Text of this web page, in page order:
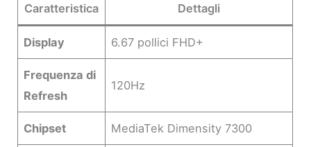
Caratteristica Dettagli
Display 6.67 pollici FHD+
Frequenza di
Refresh
120Hz
Chipset MediaTek Dimensity 7300